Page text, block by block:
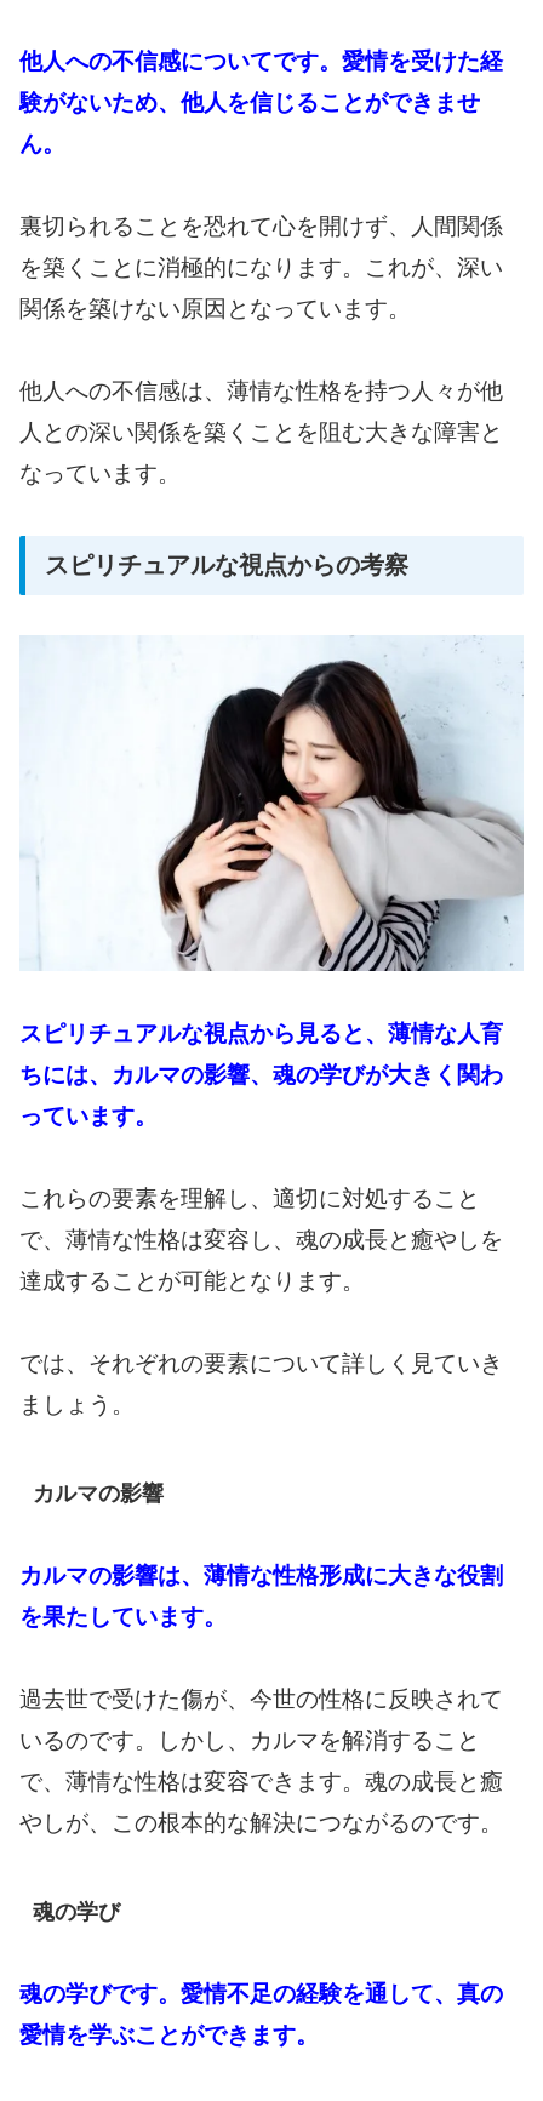
他人への不信感についてです。愛情を受けた経
験がないため、他人を信じることができませ
ん。
裏切られることを恐れて心を開けず、人間関係
を築くことに消極的になります。これが、深い
関係を築けない原因となっています。
他人への不信感は、薄情な性格を持つ人々が他
人との深い関係を築くことを阻む大きな障害と
なっています。
スピリチュアルな視点からの考察
スピリチュアルな視点から見ると、薄情な人育
ちには、カルマの影響、魂の学びが大きく関わ
っています。
これらの要素を理解し、適切に対処すること
で、薄情な性格は変容し、魂の成長と癒やしを
達成することが可能となります。
では、それぞれの要素について詳しく見ていき
ましょう。
カルマの影響
カルマの影響は、薄情な性格形成に大きな役割
を果たしています。
過去世で受けた傷が、今世の性格に反映されて
いるのです。しかし、カルマを解消すること
で、薄情な性格は変容できます。魂の成長と癒
やしが、この根本的な解決につながるのです。
魂の学び
魂の学びです。愛情不足の経験を通して、真の
愛情を学ぶことができます。